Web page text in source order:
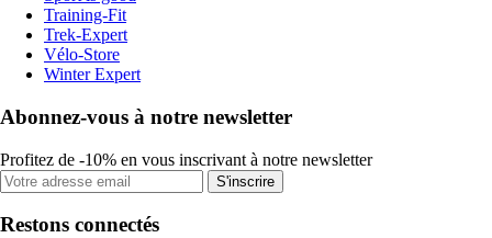
Training-Fit
Trek-Expert
Vélo-Store
Winter Expert
Abonnez-vous à notre newsletter
Profitez de -10% en vous inscrivant à notre newsletter
S'inscrire
Restons connectés